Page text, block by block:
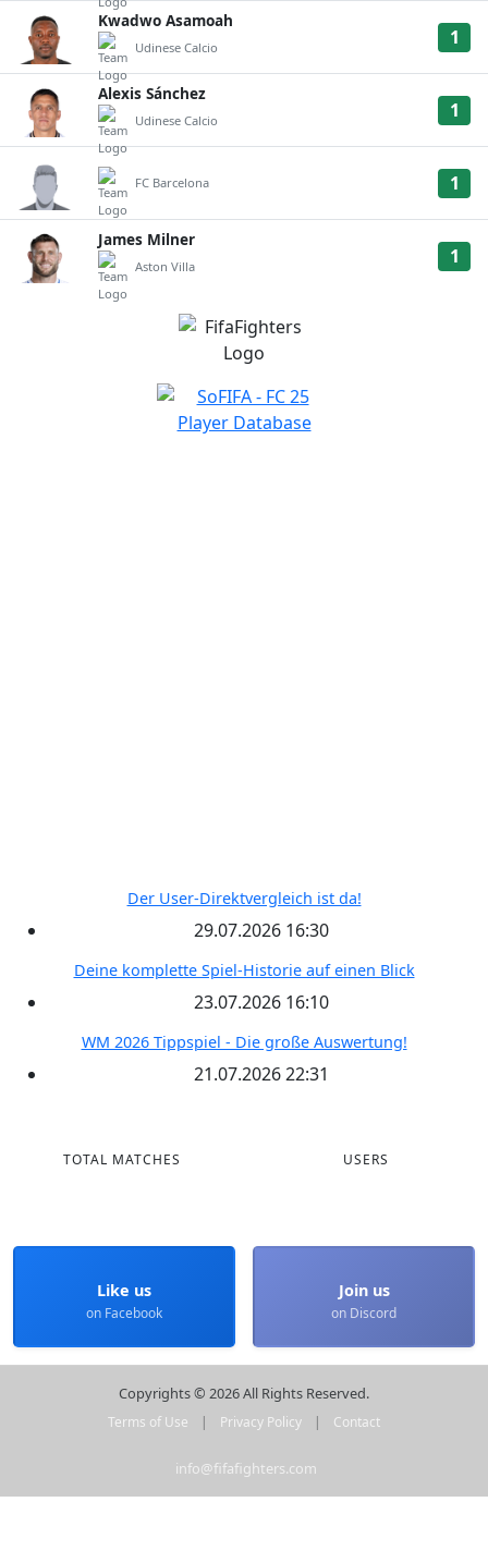
Kwadwo Asamoah
Udinese Calcio 1
Alexis Sánchez
Udinese Calcio 1
FC Barcelona 1
James Milner
Aston Villa 1
Der User-Direktvergleich ist da!
29.07.2026 16:30
Deine komplette Spiel-Historie auf einen Blick
23.07.2026 16:10
WM 2026 Tippspiel - Die große Auswertung!
21.07.2026 22:31
TOTAL MATCHES USERS
Like us
on Facebook
Join us
on Discord
Copyrights © 2026 All Rights Reserved.
Terms of Use | Privacy Policy | Contact
info@fifafighters.com